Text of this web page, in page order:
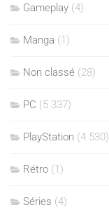
Gameplay (4)
Manga (1)
Non classé (28)
PC (5 337)
PlayStation (4 530)
Rétro (1)
Séries (4)